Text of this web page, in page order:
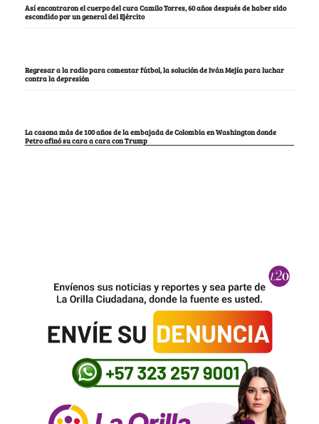
Así encontraron el cuerpo del cura Camilo Torres, 60 años después de haber sido
escondido por un general del Ejército
Regresar a la radio para comentar fútbol, la solución de Iván Mejía para luchar
contra la depresión
La casona más de 100 años de la embajada de Colombia en Washington donde
Petro afinó su cara a cara con Trump